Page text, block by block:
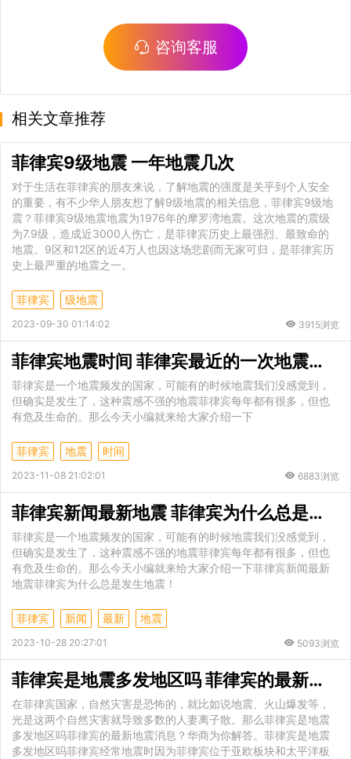
咨询客服
相关文章推荐
菲律宾9级地震 一年地震几次
对于生活在菲律宾的朋友来说，了解地震的强度是关乎到个人安全
的重要，有不少华人朋友想了解9级地震的相关信息，菲律宾9级地
震？菲律宾9级地震地震为1976年的摩罗湾地震。这次地震的震级
为7.9级，造成近3000人伤亡，是菲律宾历史上最强烈、最致命的
地震。9区和12区的近4万人也因这场悲剧而无家可归，是菲律宾历
史上最严重的地震之一。
菲律宾 级地震
2023-09-30 01:14:02 3915浏览
菲律宾地震时间 菲律宾最近的一次地震是什么时候
菲律宾是一个地震频发的国家，可能有的时候地震我们没感觉到，
但确实是发生了，这种震感不强的地震菲律宾每年都有很多，但也
有危及生命的。那么今天小编就来给大家介绍一下
菲律宾 地震 时间
2023-11-08 21:02:01 6883浏览
菲律宾新闻最新地震 菲律宾为什么总是发生地震
菲律宾是一个地震频发的国家，可能有的时候地震我们没感觉到，
但确实是发生了，这种震感不强的地震菲律宾每年都有很多，但也
有危及生命的。那么今天小编就来给大家介绍一下菲律宾新闻最新
地震菲律宾为什么总是发生地震！
菲律宾 新闻 最新 地震
2023-10-28 20:27:01 5093浏览
菲律宾是地震多发地区吗 菲律宾的最新地震消息
在菲律宾国家，自然灾害是恐怖的，就比如说地震、火山爆发等，
光是这两个自然灾害就导致多数的人妻离子散。那么菲律宾是地震
多发地区吗菲律宾的最新地震消息？华商为你解答。菲律宾是地震
多发地区吗菲律宾经常地震时因为菲律宾位于亚欧板块和太平洋板